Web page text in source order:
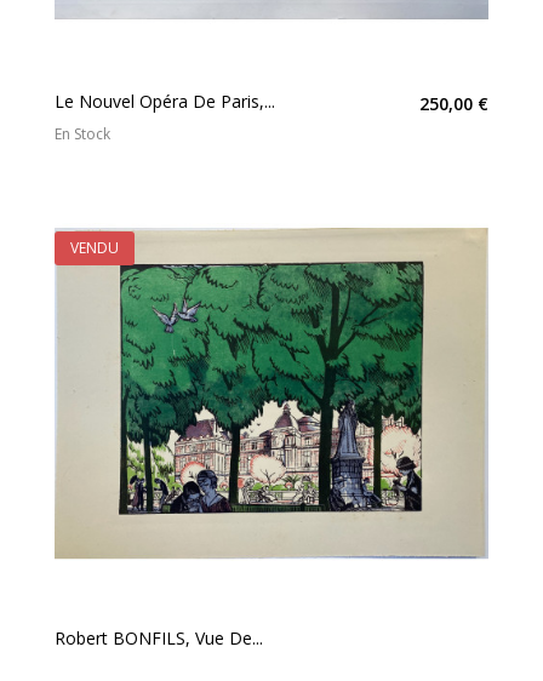
Le Nouvel Opéra De Paris,... 250,00 €
En Stock
Robert BONFILS, Vue De...
VENDU